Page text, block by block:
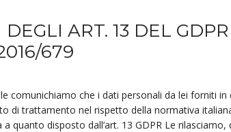
ART. 13 DEL
679
le comunichiamo che i dati personali da lei forniti
di trattamento nel rispetto della normativa
quanto disposto dall’art. 13 GDPR Le